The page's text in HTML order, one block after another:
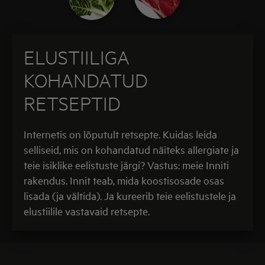
ELUSTIILIGA
KOHANDATUD
RETSEPTID
Internetis on lõputult retsepte. Kuidas leida
selliseid, mis on kohandatud näiteks allergiate ja
teie isiklike eelistuste järgi? Vastus: meie Inniti
rakendus. Innit teab, mida koostisosade osas
lisada (ja vältida). Ja kureerib teie eelistustele ja
elustiilile vastavaid retsepte.